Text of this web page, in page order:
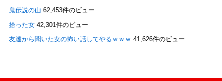
鬼伝説の山 62,453件のビュー
拾った女 42,301件のビュー
友達から聞いた女の怖い話してやるｗｗｗ 41,626件のビュー